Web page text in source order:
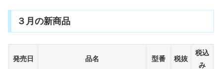
３月の新商品
発売日 品名 型番 税抜
税込
み